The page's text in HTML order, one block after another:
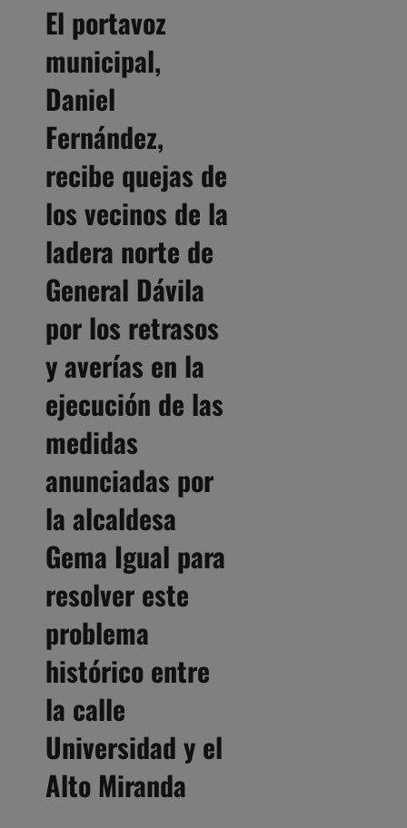
El portavoz
municipal,
Daniel
Fernández,
recibe quejas de
los vecinos de la
ladera norte de
General Dávila
por los retrasos
y averías en la
ejecución de las
medidas
anunciadas por
la alcaldesa
Gema Igual para
resolver este
problema
histórico entre
la calle
Universidad y el
Alto Miranda